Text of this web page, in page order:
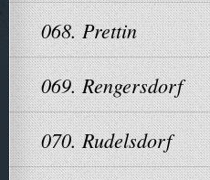
068. Prettin
069. Rengersdorf
070. Rudelsdorf